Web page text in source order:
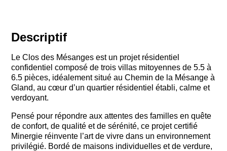
Descriptif
Le Clos des Mésanges est un projet résidentiel
confidentiel composé de trois villas mitoyennes de 5.5 à
6.5 pièces, idéalement situé au Chemin de la Mésange à
Gland, au cœur d’un quartier résidentiel établi, calme et
verdoyant.
Pensé pour répondre aux attentes des familles en quête
de confort, de qualité et de sérénité, ce projet certifié
Minergie réinvente l’art de vivre dans un environnement
privilégié. Bordé de maisons individuelles et de verdure,